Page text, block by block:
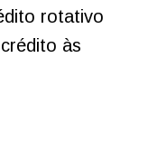
rotativo
às